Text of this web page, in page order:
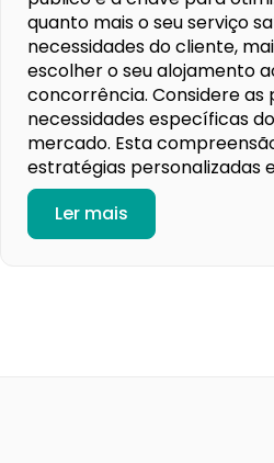
quanto mais o seu serviço
necessidades do cliente,
escolher o seu alojamento
concorrência. Considere as
necessidades específicas
mercado. Esta
estratégias personalizadas
Ler mais